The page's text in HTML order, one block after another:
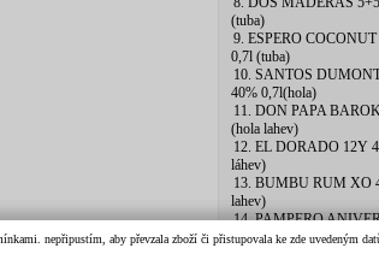
(tuba)
9. ESPERO
0,7l (tuba)
10. SANTOS
40% 0,7l(hola)
11. DON PAPA
(hola lahev)
12. EL DORADO 12Y
láhev)
13. BUMBU RUM XO
lahev)
14. PAMPERO
0,7l (pytlik)
nepřipustím, aby převzala zboží či přistupovala ke zde uvedeným